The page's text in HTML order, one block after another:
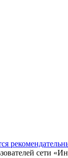
сети